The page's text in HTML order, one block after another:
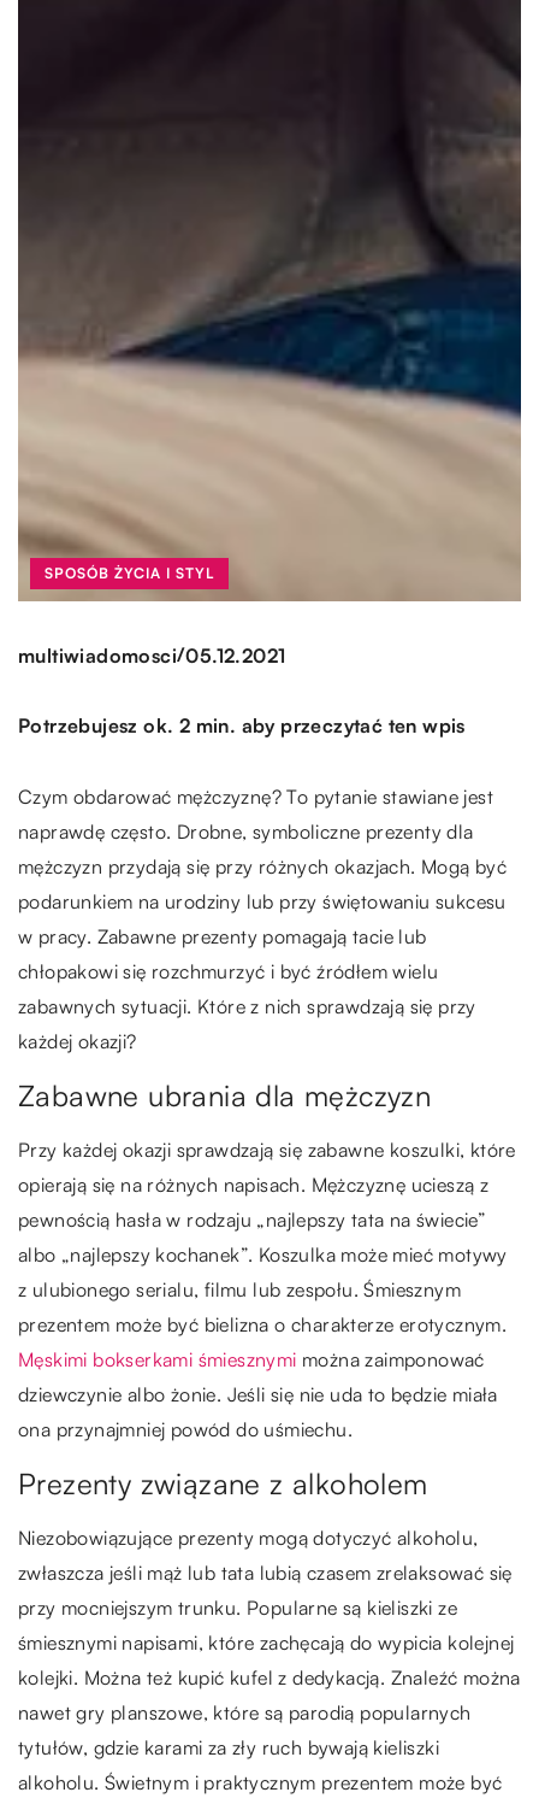
SPOSÓB ŻYCIA I STYL
multiwiadomosci/05.12.2021
Potrzebujesz ok. 2 min. aby przeczytać ten wpis
Czym obdarować mężczyznę? To pytanie stawiane jest
naprawdę często. Drobne, symboliczne prezenty dla
mężczyzn przydają się przy różnych okazjach. Mogą być
podarunkiem na urodziny lub przy świętowaniu sukcesu
w pracy. Zabawne prezenty pomagają tacie lub
chłopakowi się rozchmurzyć i być źródłem wielu
zabawnych sytuacji. Które z nich sprawdzają się przy
każdej okazji?
Zabawne ubrania dla mężczyzn
Przy każdej okazji sprawdzają się zabawne koszulki, które
opierają się na różnych napisach. Mężczyznę ucieszą z
pewnością hasła w rodzaju „najlepszy tata na świecie”
albo „najlepszy kochanek”. Koszulka może mieć motywy
z ulubionego serialu, filmu lub zespołu. Śmiesznym
prezentem może być bielizna o charakterze erotycznym.
Męskimi bokserkami śmiesznymi można zaimponować
dziewczynie albo żonie. Jeśli się nie uda to będzie miała
ona przynajmniej powód do uśmiechu.
Prezenty związane z alkoholem
Niezobowiązujące prezenty mogą dotyczyć alkoholu,
zwłaszcza jeśli mąż lub tata lubią czasem zrelaksować się
przy mocniejszym trunku. Popularne są kieliszki ze
śmiesznymi napisami, które zachęcają do wypicia kolejnej
kolejki. Można też kupić kufel z dedykacją. Znaleźć można
nawet gry planszowe, które są parodią popularnych
tytułów, gdzie karami za zły ruch bywają kieliszki
alkoholu. Świetnym i praktycznym prezentem może być